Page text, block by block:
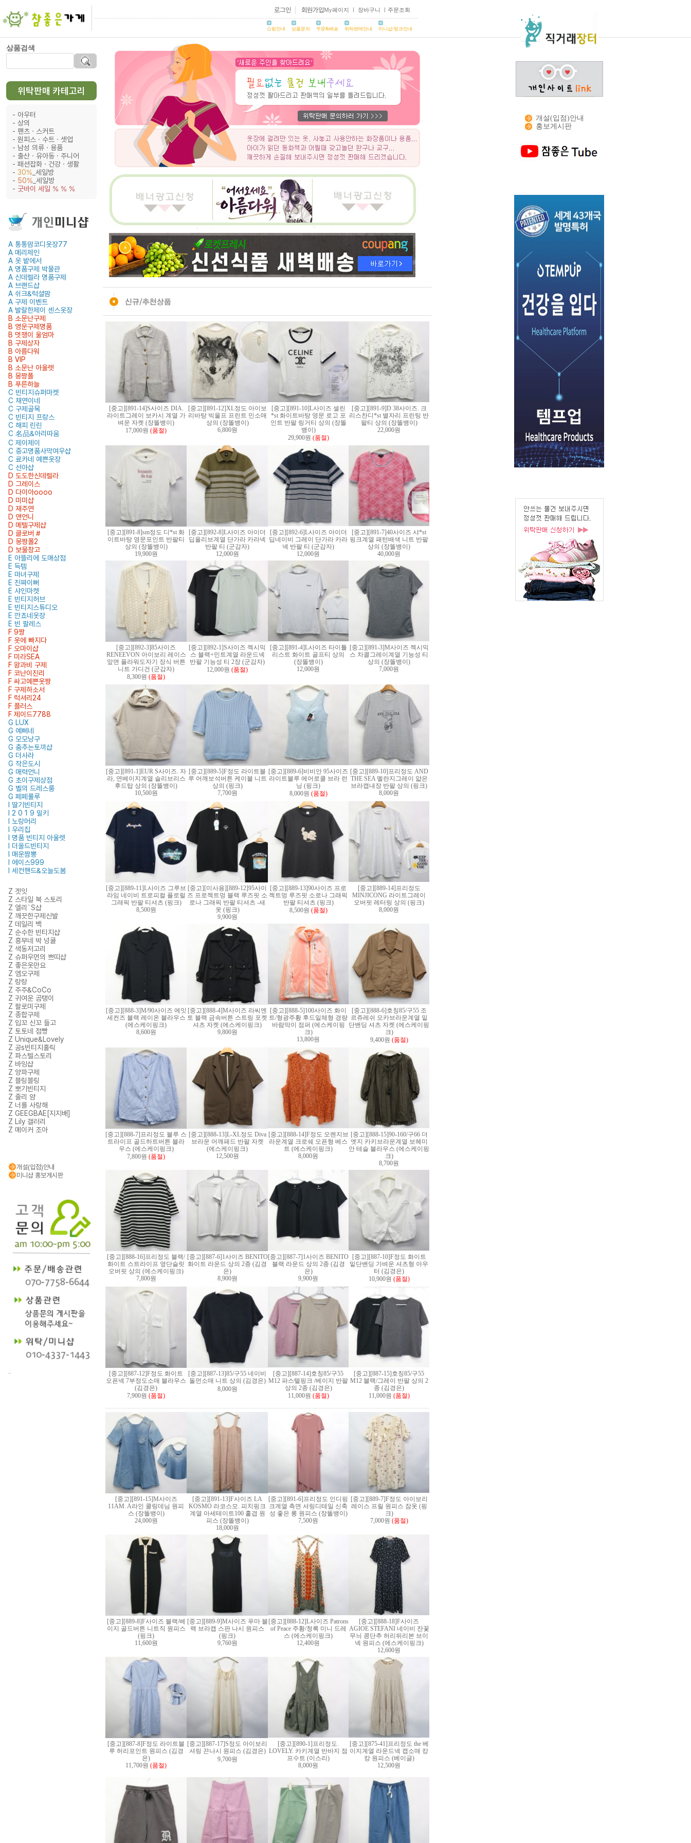
로그인 회원가입My페이지 ㅣ 장바구니 ㅣ 주문조회
쇼핑안내 상품문의 주문&배송 위탁판매안내 미니샵/링크안내
상품검색
위탁판매 카테고리
아우터
상의
팬츠ㆍ스커트
원피스ㆍ수트ㆍ셋업
남성 의류ㆍ용품
출산ㆍ유아동ㆍ주니어
패션잡화ㆍ건강ㆍ생활
30% _세일방
50% _세일방
굿바이 세일 % % %
A 통통맘코디옷장77
A 메리제인
A 옷 밭에서
A 명품구제 박물관
A 신데렐라 명품구제
A 브랜드샵
A 쉬크&럭셜맘
A 구제 이벤트
A 발랄한제이 센스옷장
B 소문난구제
B 영운구제명품
B 멋쟁이 울엄마
B 구제상자
B 아름다워
B VIP
B 소문난 아울렛
B 몽짱폴
B 푸른하늘
C 빈티지슈퍼마켓
C 채연이네
C 구제골목
C 빈티지 프랑스
C 해피 린린
C 名品&아리따움
C 제이제이
C 중고명품사막여우샵
C 료카네 예쁜옷장
C 선아샵
D 도도한신데렐라
D 그레이스
D 다이아oooo
D 미미샵
D 재주연
D 앤언니
D 메텔구제샵
D 클로버 #
D 몽짱폴2
D 보물창고
E 아뜰리에 도매상점
E 득템
E 마녀구제
E 진짜이뻐
E 샤인마켓
E 빈티지허브
E 빈티지스튜디오
E 깐쵸네옷장
E 빈 팔레스
F 9짱
F 옷에 빠지다
F 오마이샵
F 미라SEA
F 왕과비 구제
F 코난이진리
F 싸고예쁜옷짱
F 구제하소서
F 럭셔리24
F 플러스
F 제이드7788
G LUX
G 예삐네
G 모모낭구
G 춤추는토끼샵
G 더사라
G 작은도시
G 매력언니
G 초이구제상점
G 벨의 드레스룸
G 페페룰루
I 딸기빈티지
I 2 0 1 9 밀키
I 노랑머리
I 우리집
I 명품 빈티지 아울렛
I 더올드빈티지
I 매운짬뽕
I 에이스999
I 세컨핸드&오늘도봄
Z 겟잇
Z 스타일 북 스토리
Z 엘리`S샵
Z 깨끗한구제신발
Z 데일리 백
Z 순수한 빈티지샵
Z 흥부네 박 넝쿨
Z 색동저고리
Z 슈퍼우먼의 쁘띠샵
Z 좋은옷만요
Z 엠오구제
Z 랑랑
Z 주주&CoCo
Z 귀여운 곰탱이
Z 팔로미구제
Z 종합구제
Z 입꼬 신꼬 들고
Z 토토네 점빵
Z Unique&Lovely
Z 공s빈티지홀릭
Z 파스텔스토리
Z 바잉샵
Z 양파구제
Z 블링블링
Z 뽀기빈티지
Z 줄리 얌
Z 너를 사랑해
Z GEEGBAE[지지배]
Z Lily 갤러리
Z 메이커 조아
개설(입점)안내
미니샵 홍보게시판
[중고][891-14]S사이즈 DIA.
라이트그레이 보카시 계열 가
벼운 자켓 (장똘뱅이)
17,000원 (품절)
[중고][891-12]XL정도 아이보
리바탕 빅울프 프린트 민소매
상의 (장똘뱅이)
6,800원
[중고][891-10]L사이즈 셀린
*st 화이트바탕 영문 로고 포
인트 반팔 링거티 상의 (장똘
뱅이)
29,900원 (품절)
[중고][891-9]D 38사이즈. 크
리스찬디*st 별자리 프린팅 반
팔티 상의 (장똘뱅이)
22,000원
[중고][891-8]sm정도 디*st 화
이트바탕 영문포인트 반팔티
상의 (장똘뱅이)
19,900원
[중고][892-8]L사이즈 아이더
딥올리브계열 단가라 카라넥
반팔 티 (군감자)
12,000원
[중고][892-6]L사이즈 아이더
딥네이비 그레이 단가라 카라
넥 반팔 티 (군감자)
12,000원
[중고][891-7]40사이즈 샤*st
핑크계열 패턴배색 니트 반팔
상의 (장똘뱅이)
40,000원
[중고][892-3]85사이즈
RENEEVON 아이보리 레이스
앞면 플라워도자기 장식 버튼
니트 가디건 (군감자)
8,300원 (품절)
[중고][892-1]S사이즈 젝시믹
스 블랙+민트계열 라운드넥
반팔 기능성 티 2장 (군감자)
12,000원 (품절)
[중고][891-4]L사이즈 타이틀
리스트 화이트 골프티 상의
(장똘뱅이)
12,000원
[중고][891-3]M사이즈 젝시믹
스 차콜그레이계열 기능성 티
상의 (장똘뱅이)
7,000원
[중고][891-1]EUR S사이즈. 자
라, 연베이지계열 슬리브리스
후드탑 상의 (장똘뱅이)
10,500원
[중고][889-5]F정도 라이트블
루 어깨보석버튼 케이블 니트
상의 (핑크)
7,700원
[중고][889-6]비비안 95사이즈
라이트블루 에어로쿨 브라 런
닝 (핑크)
8,000원 (품절)
[중고][889-10]프리정도 AND
THE SEA 멜란지그레이 얇은
브라캡내장 반팔 상의 (핑크)
8,000원
[중고][889-11]L사이즈 그루브
라임 네이비 트로피컬 플로럴
그래픽 반팔 티셔츠 (핑크)
8,500원
[중고][미사용][889-12]95사이
즈 프로젝트멍 블랙 루즈핏 소
로나 그래픽 반팔 티셔츠 -새
옷 (핑크)
9,900원
[중고][889-13]90사이즈 프로
젝트멍 루즈핏 소로나 그래픽
반팔 티셔츠 (핑크)
8,500원 (품절)
[중고][889-14]프리정도
MINJICONG 라이트그레이
오버핏 레터링 상의 (핑크)
8,000원
[중고][888-3]M/90사이즈 에잇
세컨즈 블랙 레이온 블라우스
(에스케이핑크)
8,600원
[중고][888-4]M사이즈 라씨엔
토 블랙 금속버튼 스트링 포켓
셔츠 자켓 (에스케이핑크)
9,800원
[중고][888-5]100사이즈 화이
트/형광주황 후드일체형 경량
바람막이 점퍼 (에스케이핑
크)
13,800원
[중고][888-6]호칭85/구55 조
르쥬레쉬 모카브라운계열 밑
단밴딩 셔츠 자켓 (에스케이핑
크)
9,400원 (품절)
[중고][888-7]프리정도 블루 스
트라이프 골드하트버튼 블라
우스 (에스케이핑크)
7,800원 (품절)
[중고][888-13]L-XL정도 Diva
브라운 어깨패드 반팔 자켓
(에스케이핑크)
12,500원
[중고][888-14]F정도 오렌지브
라운계열 크로쉐 오픈형 베스
트 (에스케이핑크)
8,000원
[중고][888-15]90-160/구66 더
엣지 카키브라운계열 보헤미
안 테슬 블라우스 (에스케이핑
크)
8,700원
[중고][888-16]프리정도 블랙/
화이트 스트라이프 옆단슬릿
오버핏 상의 (에스케이핑크)
7,800원
[중고][887-6]1사이즈 BENITO
화이트 라운드 상의 2종 (김경
은)
8,900원
[중고][887-7]1사이즈 BENITO
블랙 라운드 상의 2종 (김경
은)
9,900원
[중고][887-10]F정도 화이트
밑단밴딩 가벼운 셔츠형 아우
터 (김경은)
10,900원 (품절)
[중고][887-12]F정도 화이트
오픈넥 7부정도소매 블라우스
(김경은)
7,900원 (품절)
[중고][887-13]85/구55 네이비
돌먼소매 니트 상의 (김경은)
8,000원
[중고][887-14]호칭85/구55
M12 파스텔핑크 /베이지 반팔
상의 2종 (김경은)
11,000원 (품절)
[중고][887-15]호칭85/구55
M12 블랙/그레이 반팔 상의 2
종 (김경은)
11,000원 (품절)
[중고][891-15]M사이즈
11AM. A라인 쿨링데님 원피
스 (장똘뱅이)
24,000원
[중고][891-13]F사이즈 LA
KOSMO 라코스모. 피치핑크
계열 아세테이트100 홑겹 원
피스 (장똘뱅이)
18,000원
[중고][891-6]프리정도 인디핑
크계열 측면 셔링디테일 신축
성 좋은 롱 원피스 (장똘뱅이)
7,500원
[중고][889-7]F정도 아이보리
레이스 프릴 원피스 잠옷 (핑
크)
7,000원 (품절)
[중고][889-8]F사이즈 블랙/베
이지 골드버튼 니트직 원피스
(핑크)
11,600원
[중고][889-9]M사이즈 푸마 블
랙 브라캡 스판 나시 원피스
(핑크)
9,760원
[중고][888-12]L사이즈 Patrons
of Peace 주황/청록 미니 드레
스 (에스케이핑크)
12,400원
[중고][888-18]F사이즈
AGIOE STEFANI 네이비 잔꽃
무늬 콩단추 허리뒤리본 브이
넥 원피스 (에스케이핑크)
12,600원
[중고][887-8]F정도 라이트블
루 허리포인트 원피스 (김경
은)
11,700원 (품절)
[중고][887-17]S정도 아이보리
셔링 끈나시 원피스 (김경은)
9,700원
[중고][890-1]프리정도.
LOVELY. 카키계열 반바지 점
프수트 (이스리)
8,000원
[중고][875-41]프리정도 the 베
이지계열 라운드넥 캡소매 캉
캉 원피스 (베이글)
12,500원
개설(입점)안내
홍보게시판